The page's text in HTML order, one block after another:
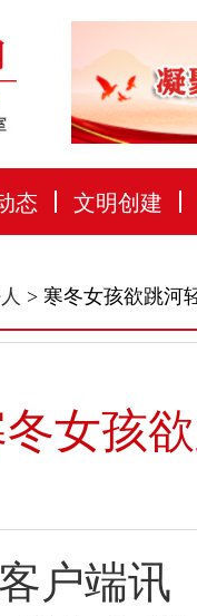
态 文明创建
> 寒冬女孩欲跳河
女孩
户端讯